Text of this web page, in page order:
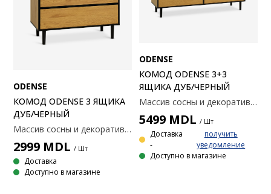
ODENSE
КОМОД ODENSE 3 ЯЩИКА
ДУБ/ЧЕРНЫЙ
Массив сосны и декоративный шпон. 90x85x45 см.
2999 MDL / Шт
Доставка
Доступно в магазине
ODENSE
КОМОД ODENSE 3+3
ЯЩИКА ДУБ/ЧЕРНЫЙ
Массив сосны и декоративный шпон. 150x85x45 см.
5499 MDL / Шт
Доставка
-
получить
уведомление
Доступно в магазине